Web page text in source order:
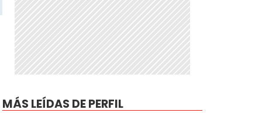
MÁS LEÍDAS DE PERFIL